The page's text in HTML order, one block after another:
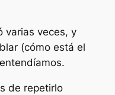
varias veces, y
(cómo está el
de repetirlo